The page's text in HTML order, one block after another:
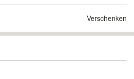
Verschenken